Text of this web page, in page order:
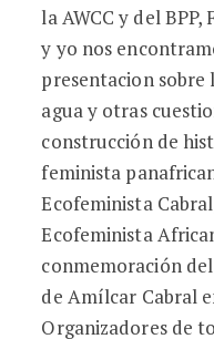
la AWCC y del
y yo nos
presentacion
agua y otras
construcción de
feminista
Ecofeminista
Ecofeminista
conmemoración
de Amílcar Cabral
Organizadores de